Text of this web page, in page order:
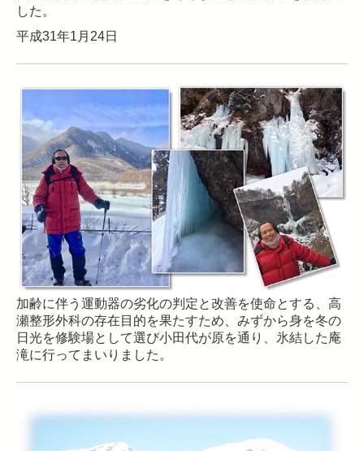
した。
平成31年1月24日
加齢に伴う運動器の劣化の判定と改善を使命とする、 高
瀬整形外科の存在目的を果たすため、 みずから身を冬の
日光を修験場として選び小田代が原を通り、氷結した庵
滝に行ってまいりました。